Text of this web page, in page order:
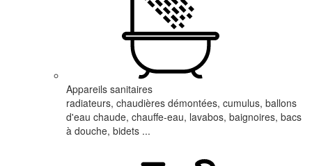
Appareils sanitaires
radiateurs, chaudières démontées, cumulus, ballons
d'eau chaude, chauffe-eau, lavabos, baignoires, bacs
à douche, bidets ...